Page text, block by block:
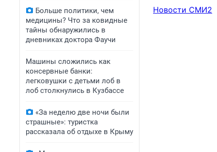
Больше политики, чем
медицины? Что за ковидные
тайны обнаружились в
дневниках доктора Фаучи
Машины сложились как
консервные банки:
легковушки с детьми лоб в
лоб столкнулись в Кузбассе
«За неделю две ночи были
страшные»: туристка
рассказала об отдыхе в Крыму
Новости СМИ2